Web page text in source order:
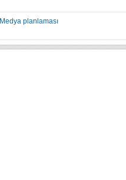
Medya planlaması